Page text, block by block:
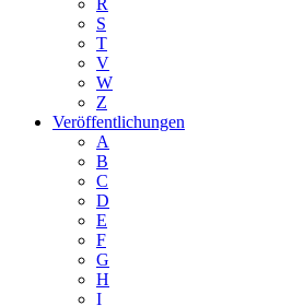
R
S
T
V
W
Z
Veröffentlichungen
A
B
C
D
E
F
G
H
I